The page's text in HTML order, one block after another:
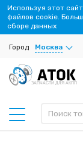
Город Москва
ЗАПЧАСТИ ДЛЯ АКПП
Используя этот
файлов cookie.
сборе данных